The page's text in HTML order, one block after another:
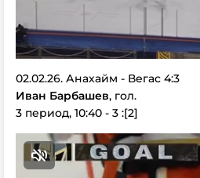
02.02.26. Анахайм - Вегас 4:3
Иван Барбашев, гол.
3 период, 10:40 - 3 :[2]